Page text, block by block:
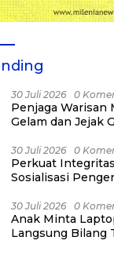
30 Juli 2026 0
Penjaga Warisan
Gelam dan Jejak
30 Juli 2026 0
Perkuat
Sosialisasi
30 Juli 2026 0
Anak Minta
Langsung Bilang